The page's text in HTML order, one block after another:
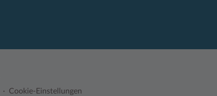
Cookie-Einstellungen